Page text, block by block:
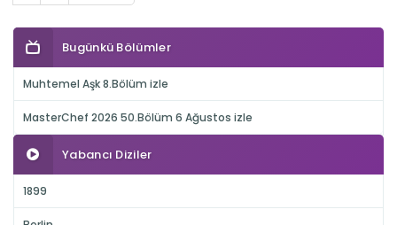
Bugünkü Bölümler
Muhtemel Aşk 8.Bölüm izle
MasterChef 2026 50.Bölüm 6 Ağustos izle
Yabancı Diziler
1899